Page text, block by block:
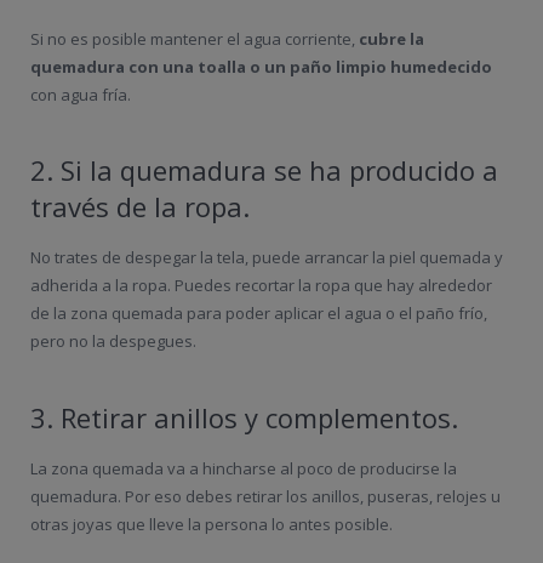
Si no es posible mantener el agua corriente, cubre la
quemadura con una toalla o un paño limpio humedecido
con agua fría.
2. Si la quemadura se ha producido a
través de la ropa.
No trates de despegar la tela, puede arrancar la piel quemada y
adherida a la ropa. Puedes recortar la ropa que hay alrededor
de la zona quemada para poder aplicar el agua o el paño frío,
pero no la despegues.
3. Retirar anillos y complementos.
La zona quemada va a hincharse al poco de producirse la
quemadura. Por eso debes retirar los anillos, puseras, relojes u
otras joyas que lleve la persona lo antes posible.